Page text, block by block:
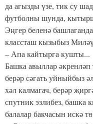
да агызды үзе, тик су
футболны шунда,
Эңгер беленә
классташ кызыбыз
– Апа кайтырга кушты...
Башка авыллар
берәр сәгать уйныйбыз
хәл калмагач, берәр
спутник эзлибез, башка
балалар бакчасын искә